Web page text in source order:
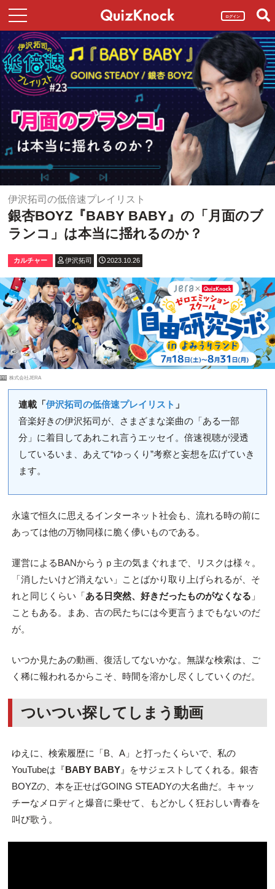
ログイン
伊沢拓司の低倍速プレイリスト
銀杏BOYZ『BABY BABY』の「月面のブ
ランコ」は本当に揺れるのか？
カルチャー 伊沢拓司 2023.10.26
PR 株式会社JERA
連載「伊沢拓司の低倍速プレイリスト 」
音楽好きの伊沢拓司が、さまざまな楽曲の「ある一部
分」に着目してあれこれ言うエッセイ。倍速視聴が浸透
しているいま、あえて“ゆっくり”考察と妄想を広げていき
ます。
永遠で恒久に思えるインターネット社会も、流れる時の前に
あっては他の万物同様に脆く儚いものである。
運営によるBANからうｐ主の気まぐれまで、リスクは様々。
「消したいけど消えない」ことばかり取り上げられるが、そ
れと同じくらい「ある日突然、好きだったものがなくなる 」
こともある。まあ、古の民たちには今更言うまでもないのだ
が。
いつか見たあの動画、復活してないかな。無謀な検索は、ご
く稀に報われるからこそ、時間を溶かし尽くしていくのだ。
ついつい探してしまう動画
ゆえに、検索履歴に「B、A」と打ったくらいで、私の
YouTubeは『BABY BABY』をサジェストしてくれる。銀杏
BOYZの、本を正せばGOING STEADYの大名曲だ。キャッ
チーなメロディと爆音に乗せて、もどかしく狂おしい青春を
叫び歌う。